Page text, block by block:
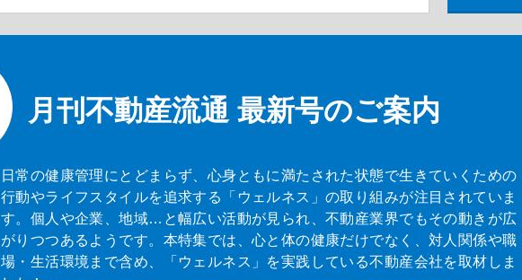
月刊不動産流通 最新号のご案内
日常の健康管理にとどまらず、心身ともに満たされた状態で生きていくための
行動やライフスタイルを追求する「ウェルネス」の取り組みが注目されていま
す。個人や企業、地域…と幅広い活動が見られ、不動産業界でもその動きが広
がりつつあるようです。本特集では、心と体の健康だけでなく、対人関係や職
場・生活環境まで含め、「ウェルネス」を実践している不動産会社を取材しま